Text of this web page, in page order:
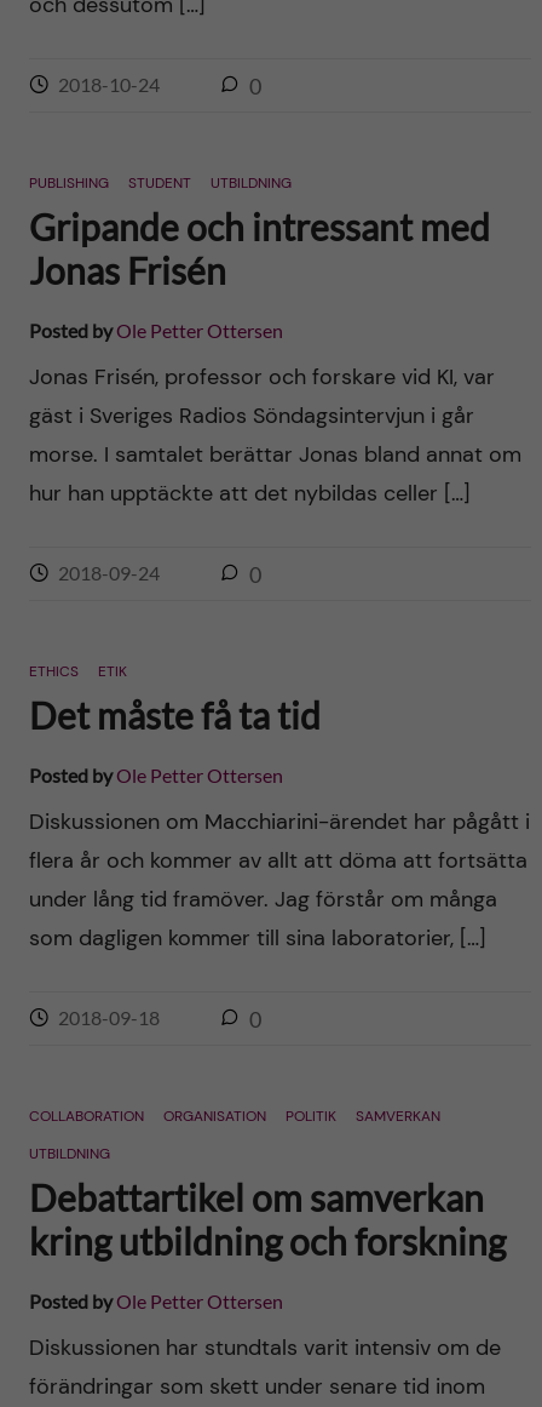
2018-10-24 0
PUBLISHING STUDENT UTBILDNING
Gripande och intressant med
Jonas Frisén
Posted byOle Petter Ottersen
Jonas Frisén, professor och forskare vid KI, var
gäst i Sveriges Radios Söndagsintervjun i går
morse. I samtalet berättar Jonas bland annat om
hur han upptäckte att det nybildas celler […]
2018-09-24 0
ETHICS ETIK
Det måste få ta tid
Posted byOle Petter Ottersen
Diskussionen om Macchiarini-ärendet har pågått i
flera år och kommer av allt att döma att fortsätta
under lång tid framöver. Jag förstår om många
som dagligen kommer till sina laboratorier, […]
2018-09-18 0
COLLABORATION ORGANISATION POLITIK
SAMVERKAN
UTBILDNING
Debattartikel om samverkan
kring utbildning och forskning
Posted byOle Petter Ottersen
Diskussionen har stundtals varit intensiv om de
förändringar som skett under senare tid inom